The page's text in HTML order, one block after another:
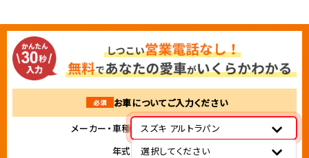
必須
お車についてご入力ください
メーカー・車種
スズキ アルトラパン
年式
選択してください